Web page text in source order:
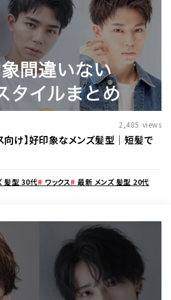
2,485 views
向け】好印象なメンズ髪型│短髪で
髪型 30代# ワックス# 最新 メンズ 髪型 20代